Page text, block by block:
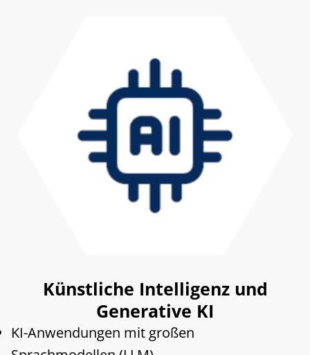
Künstliche Intelligenz und
Generative KI
KI-Anwendungen mit großen